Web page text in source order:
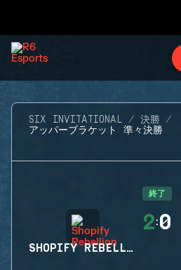
SIX INVITATIONAL
決勝
アッパーブラケット 準々決勝
終了
SHOPIFY REBELLION
2:0